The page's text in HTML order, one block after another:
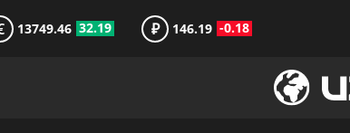
13749.46 32.19 ₽ 146.19 -0.18